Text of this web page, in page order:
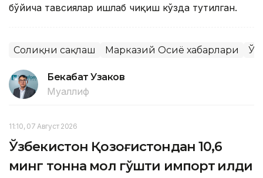
бўйича тавсиялар ишлаб чиқиш кўзда тутилган.
Соғлиқни сақлаш Марказий Осиё хабарлари
Бекабат Узаков
Муаллиф
11:10, 07 Август 2026
Ўзбекистон Қозоғистондан 10,6
минг тонна мол гўшти импорт қилди